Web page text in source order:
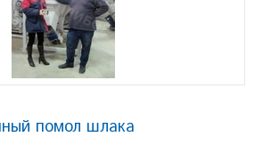
помол шлака